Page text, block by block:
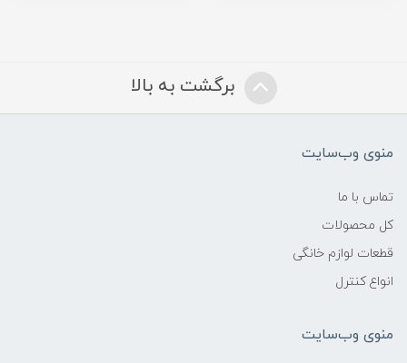
برگشت به بالا
منوی وب‌سایت
تماس با ما
کل محصولات
قطعات لوازم خانگی
انواع کنترل
منوی وب‌سایت